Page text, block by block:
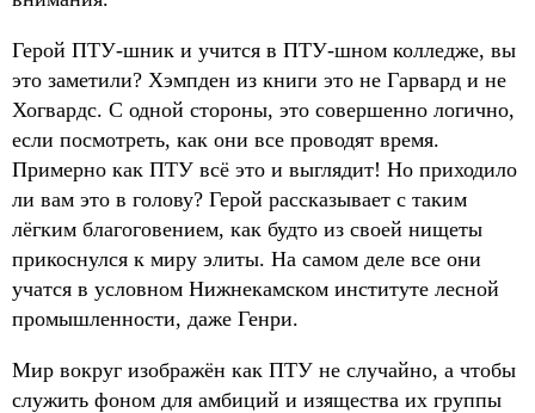
Герой ПТУ-шник и учится в ПТУ-шном колледже, вы
это заметили? Хэмпден из книги это не Гарвард и не
Хогвардс. С одной стороны, это совершенно логично,
если посмотреть, как они все проводят время.
Примерно как ПТУ всё это и выглядит! Но приходило
ли вам это в голову? Герой рассказывает с таким
лёгким благоговением, как будто из своей нищеты
прикоснулся к миру элиты. На самом деле все они
учатся в условном Нижнекамском институте лесной
промышленности, даже Генри.
Мир вокруг изображён как ПТУ не случайно, а чтобы
служить фоном для амбиций и изящества их группы